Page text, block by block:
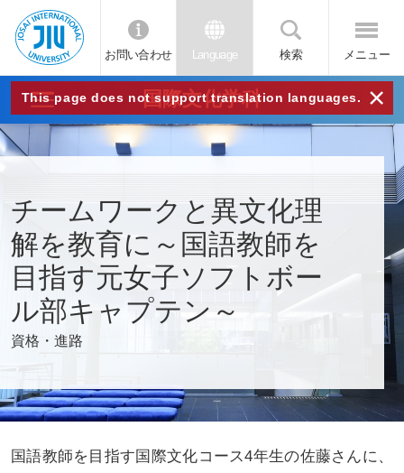
JIU
城西
国際
大学
お問い合わせ Language 検索 メニュー
This page does not support translation languages. ×
国際文化学科
チームワークと異文化理
解を教育に～国語教師を
目指す元女子ソフトボー
ル部キャプテン～
資格・進路
国語教師を目指す国際文化コース4年生の佐藤さんに、